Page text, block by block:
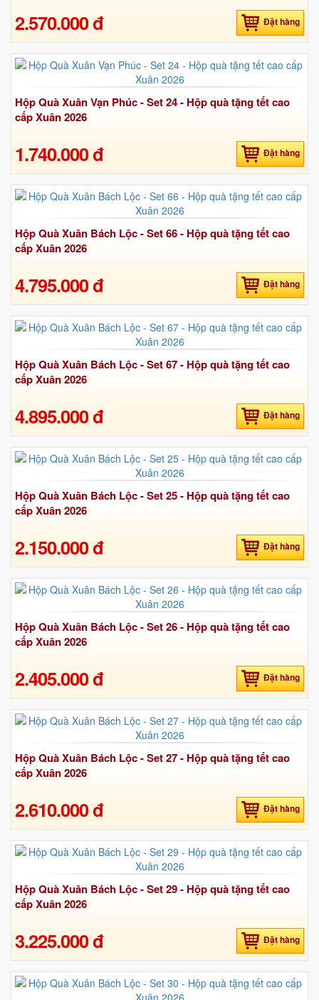
2.570.000 đ Đặt hàng
Hộp Quà Xuân Vạn Phúc - Set 24 - Hộp quà tặng tết cao
cấp Xuân 2026
1.740.000 đ Đặt hàng
Hộp Quà Xuân Bách Lộc - Set 66 - Hộp quà tặng tết cao
cấp Xuân 2026
4.795.000 đ Đặt hàng
Hộp Quà Xuân Bách Lộc - Set 67 - Hộp quà tặng tết cao
cấp Xuân 2026
4.895.000 đ Đặt hàng
Hộp Quà Xuân Bách Lộc - Set 25 - Hộp quà tặng tết cao
cấp Xuân 2026
2.150.000 đ Đặt hàng
Hộp Quà Xuân Bách Lộc - Set 26 - Hộp quà tặng tết cao
cấp Xuân 2026
2.405.000 đ Đặt hàng
Hộp Quà Xuân Bách Lộc - Set 27 - Hộp quà tặng tết cao
cấp Xuân 2026
2.610.000 đ Đặt hàng
Hộp Quà Xuân Bách Lộc - Set 29 - Hộp quà tặng tết cao
cấp Xuân 2026
3.225.000 đ Đặt hàng